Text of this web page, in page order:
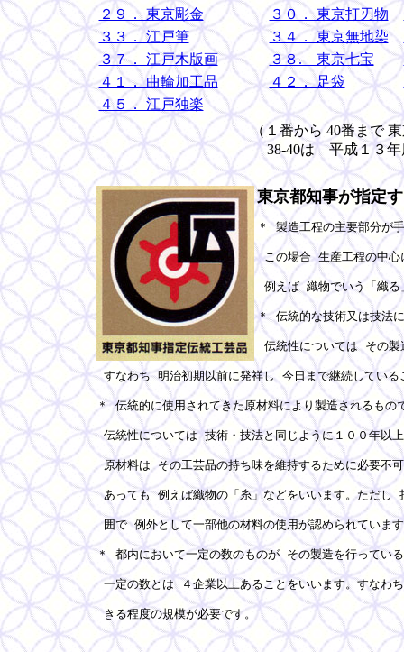
２９． 東京彫金
３０． 東京打刃物
３３． 江戸筆
３４． 東京無地染
３７． 江戸木版画
３８. 東京七宝
４１． 曲輪加工品
４２． 足袋
４５． 江戸独楽
（１番から 40番まで
38-40は 平成１３
東京都知事が指定
＊ 製造工程の主要部分が
この場合 生産工程の中心
例えば 織物でいう「織る
＊ 伝統的な技術又は技法
伝統性については その製
すなわち 明治初期以前に発祥し 今日まで継続している
＊ 伝統的に使用されてきた原材料により製造されるもの
伝統性については 技術・技法と同じように１００年以
原材料は その工芸品の持ち味を維持するために必要不
あっても 例えば織物の「糸」などをいいます。ただし
囲で 例外として一部他の材料の使用が認められていま
＊ 都内において一定の数のものが その製造を行ってい
一定の数とは ４企業以上あることをいいます。すなわ
きる程度の規模が必要です。